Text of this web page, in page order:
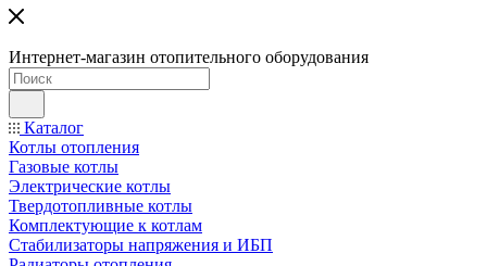
Интернет-магазин отопительного оборудования
Каталог
Котлы отопления
Газовые котлы
Электрические котлы
Твердотопливные котлы
Комплектующие к котлам
Стабилизаторы напряжения и ИБП